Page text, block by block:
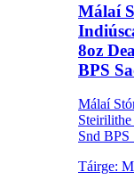
Málaí
8oz
BPS
Málaí
Steirilithe
Snd BPS
Táirge: